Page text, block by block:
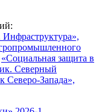
Инфраструктура»,
«Социальная защита в
Северный
Северо-Запада»,